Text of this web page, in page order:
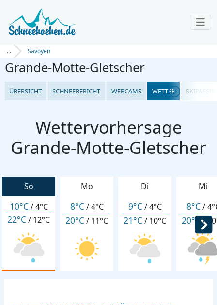
... Savoyen
Grande-Motte-Gletscher
ÜBERSICHT SCHNEEBERICHT WEBCAMS WETTER
Wettervorhersage
Grande-Motte-Gletscher
So
10°C/4°C
22°C/ 12°C
Mo
8°C/4°C
20°C/ 11°C
Di
9°C/4°C
21°C/ 10°C
Mi
8°C/
20°C /